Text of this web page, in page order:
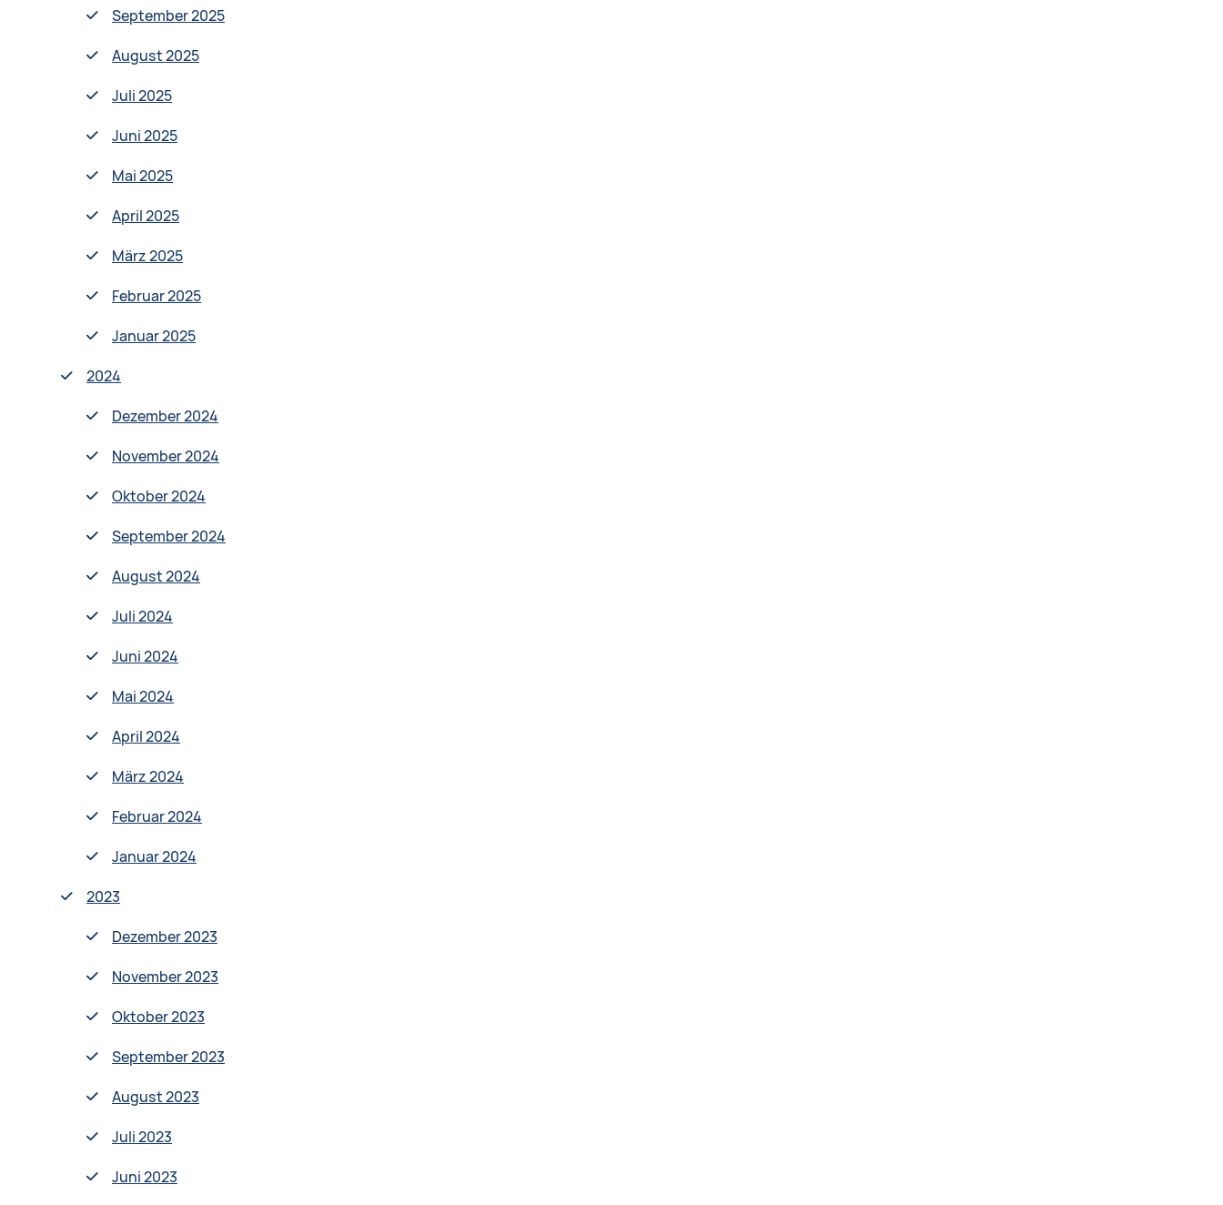
September 2025
August 2025
Juli 2025
Juni 2025
Mai 2025
April 2025
März 2025
Februar 2025
Januar 2025
2024
Dezember 2024
November 2024
Oktober 2024
September 2024
August 2024
Juli 2024
Juni 2024
Mai 2024
April 2024
März 2024
Februar 2024
Januar 2024
2023
Dezember 2023
November 2023
Oktober 2023
September 2023
August 2023
Juli 2023
Juni 2023